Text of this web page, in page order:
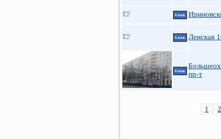
4 ккв.
4 ккв. Ленская
4 ккв.
пр-т
1 2